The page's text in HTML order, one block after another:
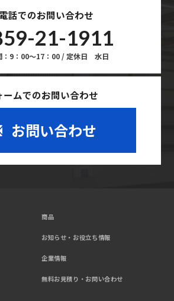
話でのお問い合わせ
21-1911
：9：00～17：00 / 定休日 水日
ームでのお問い合わせ
お問い合わせ
商品
お知らせ・お役立ち情報
企業情報
無料お見積り・お問い合わせ